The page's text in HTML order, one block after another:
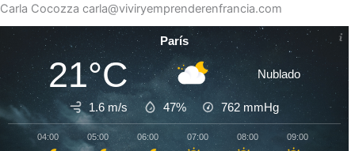
Carla Cocozza carla@viviryemprenderenfrancia.com
París
21°C Nublado
1.6 m/s 47% 762 mmHg
04:00 05:00 06:00 07:00 08:00 09:00